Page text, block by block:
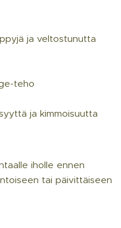
ja veltostunutta
teho
ja kimmoisuutta
iholle ennen
tai päivittäiseen